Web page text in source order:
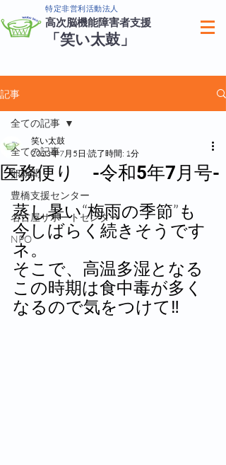
特定非営利活動法人
高次脳機能障害者支援
「笑い太鼓」
記事
全ての記事
卵新聞
豊橋支援センター
名古屋サポートセンター
NPO
全ての記事
医務便り -令和5年7月号-
笑い太鼓
2023年7月5日 読了時間: 1分
蒸し暑い“梅雨の季節”も
今しばらく続きそうです
ネ。
そこで、高温多湿となる
この時期は食中毒が多く
なるので気をつけて‼